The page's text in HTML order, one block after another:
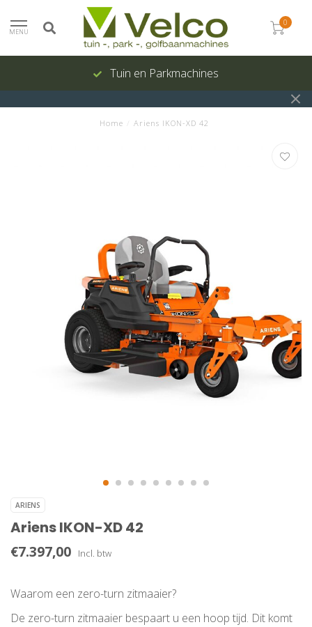
MENU
0
Tuin en Parkmachines
Home Ariens IKON-XD 42
ARIENS
Ariens IKON-XD 42
€7.397,00 Incl. btw
Waarom een zero-turn zitmaaier?
De zero-turn zitmaaier bespaart u een hoop tijd. Dit komt